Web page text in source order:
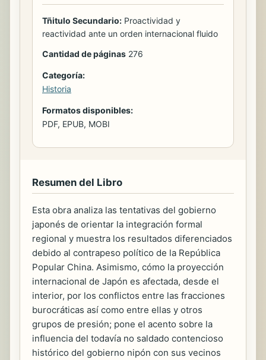
Tñitulo Secundario: Proactividad y
reactividad ante un orden internacional fluido
Cantidad de páginas 276
Categoría:
Historia
Formatos disponibles:
PDF, EPUB, MOBI
Resumen del Libro
Esta obra analiza las tentativas del gobierno
japonés de orientar la integración formal
regional y muestra los resultados diferenciados
debido al contrapeso político de la República
Popular China. Asimismo, cómo la proyección
internacional de Japón es afectada, desde el
interior, por los conflictos entre las fracciones
burocráticas así como entre ellas y otros
grupos de presión; pone el acento sobre la
influencia del todavía no saldado contencioso
histórico del gobierno nipón con sus vecinos